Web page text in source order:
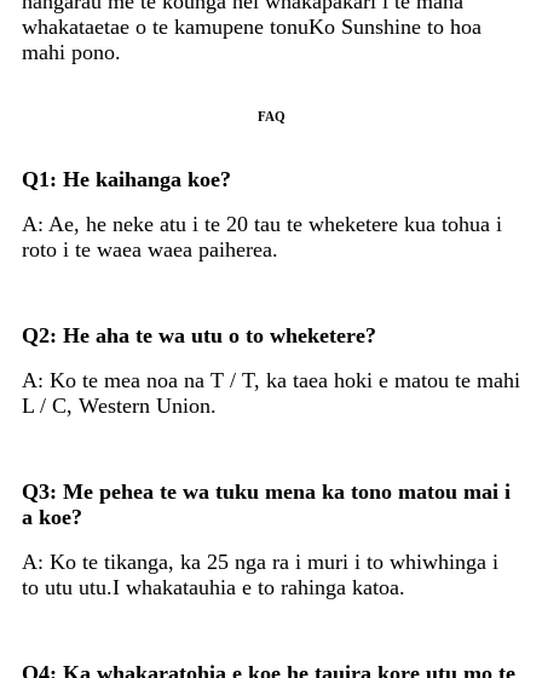
whakataetae o te kamupene tonuKo Sunshine to hoa
mahi pono.
FAQ
Q1: He kaihanga koe?
A: Ae, he neke atu i te 20 tau te wheketere kua tohua i
roto i te waea waea paiherea.
Q2: He aha te wa utu o to wheketere?
A: Ko te mea noa na T / T, ka taea hoki e matou te mahi
L / C, Western Union.
Q3: Me pehea te wa tuku mena ka tono matou mai i
a koe?
A: Ko te tikanga, ka 25 nga ra i muri i to whiwhinga i
to utu utu.I whakatauhia e to rahinga katoa.